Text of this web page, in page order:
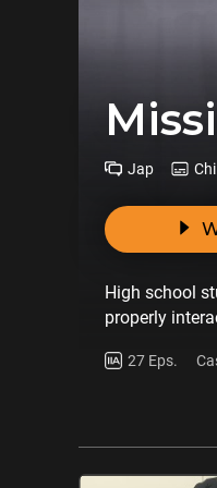
Jap Chi
High school
properly
Mutsumi is
the dark
27 Eps.